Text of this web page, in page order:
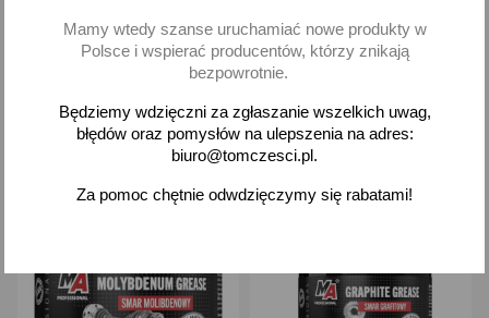
Dodaj
- +
Dodaj
- +
Mamy wtedy szanse uruchamiać nowe produkty w
Polsce i wspierać producentów, którzy znikają
bezpowrotnie.
Będziemy wdzięczni za zgłaszanie wszelkich uwag,
błędów oraz pomysłów na ulepszenia na adres:
biuro@tomczesci.pl.
Za pomoc chętnie odwdzięczymy się rabatami!